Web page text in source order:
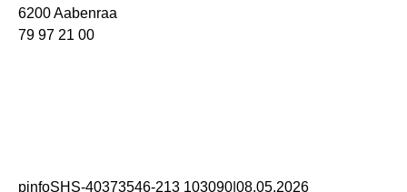
6200 Aabenraa
79 97 21 00
pinfoSHS-40373546-213 103090 08.05.2026